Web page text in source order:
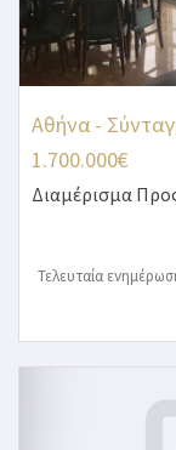
Αθήνα -
1.700.000€
Διαμέρισμα
Τελευταία